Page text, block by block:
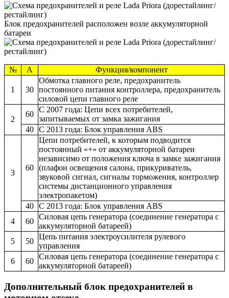
Блок предохранителей расположен возле аккумуляторной
батареи
№ А Функция/компонент
1 30
Обмотка главного реле, предохранитель
постоянного питания контроллера, предохранитель
силовой цепи главного реле
2
60
С 2007 года: Цепи всех потребителей,
запитываемых от замка зажигания
40 С 2013 года: Блок управления ABS
3
60
Цепи потребителей, к которым подводится
постоянный «+» от аккумуляторной батареи
независимо от положения ключа в замке зажигания
(плафон освещения салона, прикуриватель,
звуковой сигнал, сигналы торможения, контроллер
системы дистанционного управления
электропакетом)
40 С 2013 года: Блок управления ABS
4
60
Силовая цепь генератора (соединение генератора с
аккумуляторной батареей)
5
50
Цепь питания электроусилителя рулевого
управления
6
60
Силовая цепь генератора (соединение генератора с
аккумуляторной батареей)
Дополнительный блок предохранителей в